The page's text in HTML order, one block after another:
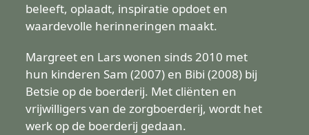
beleeft, oplaadt, inspiratie opdoet en
waardevolle herinneringen maakt.
Margreet en Lars wonen sinds 2010 met
hun kinderen Sam (2007) en Bibi (2008) bij
Betsie op de boerderij. Met cliënten en
vrijwilligers van de zorgboerderij, wordt het
werk op de boerderij gedaan.